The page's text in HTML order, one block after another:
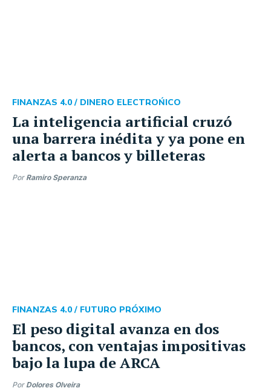
La inteligencia artificial cruzó
una barrera inédita y ya pone en
alerta a bancos y billeteras
FINANZAS 4.0 / DINERO ELECTROŃICO
Por Ramiro Speranza
El peso digital avanza en dos
bancos, con ventajas impositivas
bajo la lupa de ARCA
FINANZAS 4.0 / FUTURO PRÓXIMO
Por Dolores Olveira